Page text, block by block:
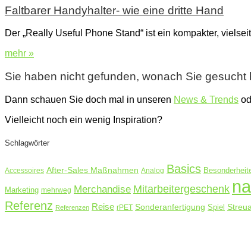
Faltbarer Handyhalter- wie eine dritte Hand
Der „Really Useful Phone Stand“ ist ein kompakter,
mehr »
Sie haben nicht gefunden, wonach Sie gesucht
Dann schauen Sie doch mal in unseren News & Trends
Vielleicht noch ein wenig Inspiration?
Schlagwörter
Accessoires After-Sales Maßnahmen Analog Basics
Marketing mehrweg Merchandise Mitarbeitergeschenk
Referenz Referenzen Reise rPET Sonderanfertigung Spiel